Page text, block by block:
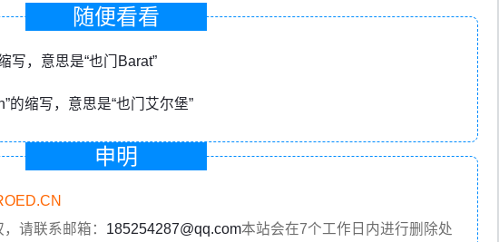
随便看看
写，意思是“也门Barat”
的缩写，意思是“也门艾尔堡”
申明
请联系邮箱： 185254287@qq.com本站会在7个工作日内进行删除处